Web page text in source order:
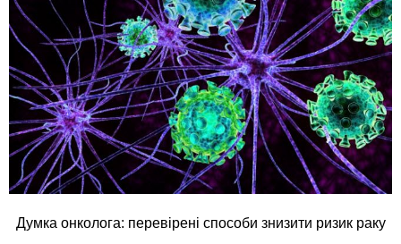
Думка онколога: перевірені способи знизити ризик раку